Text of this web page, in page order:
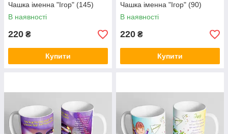
Чашка іменна "Ігор" (145)
В наявності
220 ₴
Купити
Чашка іменна "Ігор" (90)
В наявності
220 ₴
Купити